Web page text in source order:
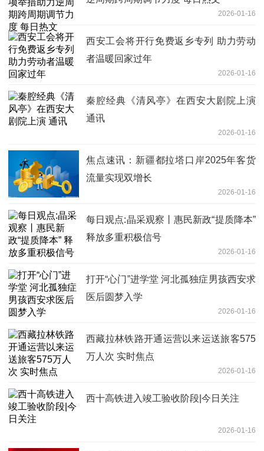
2026-01-16
西安工会将开行免费返乡专列 助力劳动
者温暖回家过年
2026-01-16
秦腔经典《清风亭》在西安大剧院上演
通讯
2026-01-16
焦点速讯：新疆都拉塔口岸2025年客货
流量实现双增长
2026-01-16
每日观点:晶采观察丨惠民新政“提质降本”
释放多重积极信号
2026-01-16
打开“心门”进学堂 河北孤独症男孩西安求
医后圆梦入学
2026-01-16
西藏拉林铁路开通运营以来运送旅客575
万人次 实时焦点
2026-01-16
西十高铁进入竣工验收阶段|今日关注
2026-01-16